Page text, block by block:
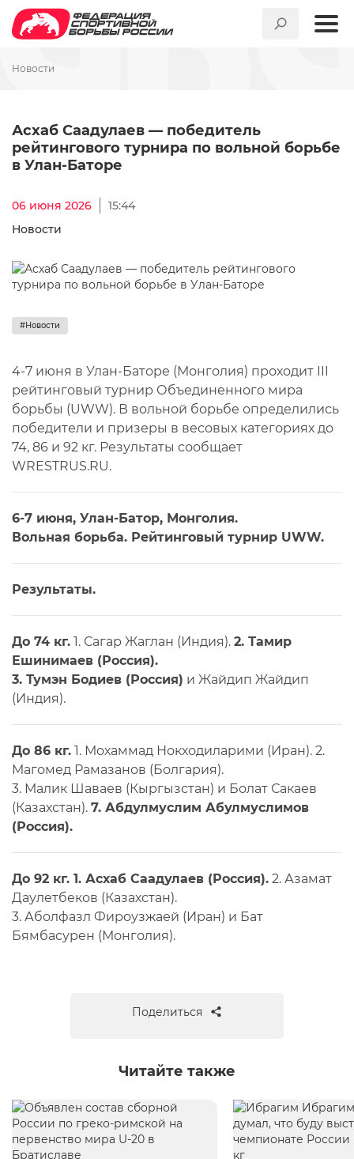
Новости
Асхаб Саадулаев — победитель
рейтингового турнира по вольной борьбе
в Улан-Баторе
06 июня 2026
15:44
Новости
#Новости
4-7 июня в Улан-Баторе (Монголия) проходит III
рейтинговый турнир Объединенного мира
борьбы (UWW). В вольной борьбе определились
победители и призеры в весовых категориях до
74, 86 и 92 кг. Результаты сообщает
WRESTRUS.RU.
6-7 июня, Улан-Батор, Монголия.
Вольная борьба. Рейтинговый турнир UWW.
Результаты.
До 74 кг. 1. Сагар Жаглан (Индия). 2. Тамир
Ешинимаев (Россия).
3. Тумэн Бодиев (Россия) и Жайдип Жайдип
(Индия).
До 86 кг. 1. Мохаммад Нокходиларими (Иран). 2.
Магомед Рамазанов (Болгария).
3. Малик Шаваев (Кыргызстан) и Болат Сакаев
(Казахстан). 7. Абдулмуслим Абулмуслимов
(Россия).
До 92 кг. 1. Асхаб Саадулаев (Россия). 2. Азамат
Даулетбеков (Казахстан).
3. Аболфазл Фироузжаей (Иран) и Бат
Бямбасурен (Монголия).
Поделиться
Читайте также